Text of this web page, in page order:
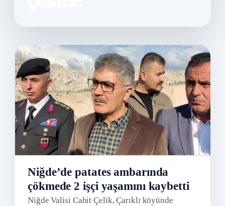
Niğde’de patates ambarında
çökmede 2 işçi yaşamını kaybetti
Niğde Valisi Cahit Çelik, Çarıklı köyünde